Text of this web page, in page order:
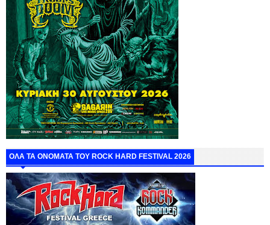
ΟΛΑ ΤΑ ΟΝΟΜΑΤΑ ΤΟΥ ROCK HARD FESTIVAL 2026